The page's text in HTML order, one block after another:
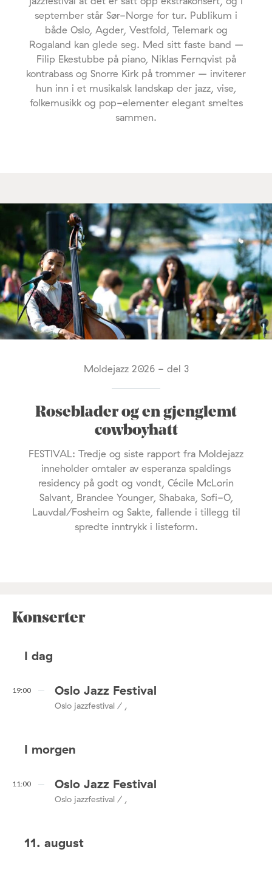
september står Sør-Norge for tur. Publikum i
både Oslo, Agder, Vestfold, Telemark og
Rogaland kan glede seg. Med sitt faste band –
Filip Ekestubbe på piano, Niklas Fernqvist på
kontrabass og Snorre Kirk på trommer – inviterer
hun inn i et musikalsk landskap der jazz, vise,
folkemusikk og pop-elementer elegant smeltes
sammen.
Moldejazz 2026 - del 3
Roseblader og en gjenglemt
cowboyhatt
FESTIVAL: Tredje og siste rapport fra Moldejazz
inneholder omtaler av esperanza spaldings
residency på godt og vondt, Cécile McLorin
Salvant, Brandee Younger, Shabaka, Sofi-O,
Lauvdal/Fosheim og Sakte, fallende i tillegg til
spredte inntrykk i listeform.
Konserter
I dag
19:00 Oslo Jazz Festival
Oslo jazzfestival / ,
I morgen
11:00 Oslo Jazz Festival
Oslo jazzfestival / ,
11. august